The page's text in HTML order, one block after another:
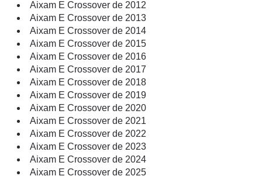
Aixam E Crossover de 2012
Aixam E Crossover de 2013
Aixam E Crossover de 2014
Aixam E Crossover de 2015
Aixam E Crossover de 2016
Aixam E Crossover de 2017
Aixam E Crossover de 2018
Aixam E Crossover de 2019
Aixam E Crossover de 2020
Aixam E Crossover de 2021
Aixam E Crossover de 2022
Aixam E Crossover de 2023
Aixam E Crossover de 2024
Aixam E Crossover de 2025